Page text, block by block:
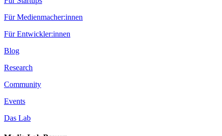
Für Medienmacher:innen
Für Entwickler:innen
Blog
Research
Community
Events
Das Lab